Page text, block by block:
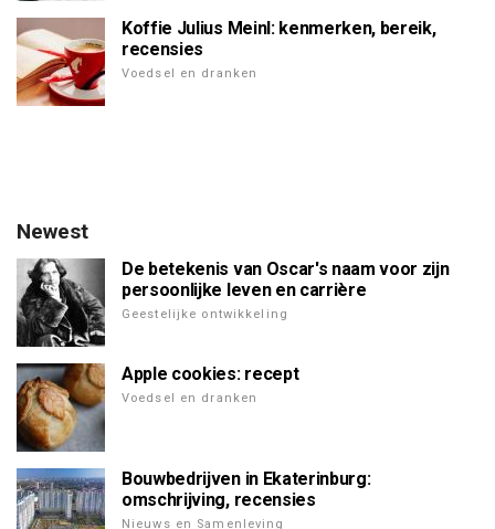
Koffie Julius Meinl: kenmerken, bereik,
recensies
Voedsel en dranken
Newest
De betekenis van Oscar's naam voor zijn
persoonlijke leven en carrière
Geestelijke ontwikkeling
Apple cookies: recept
Voedsel en dranken
Bouwbedrijven in Ekaterinburg:
omschrijving, recensies
Nieuws en Samenleving